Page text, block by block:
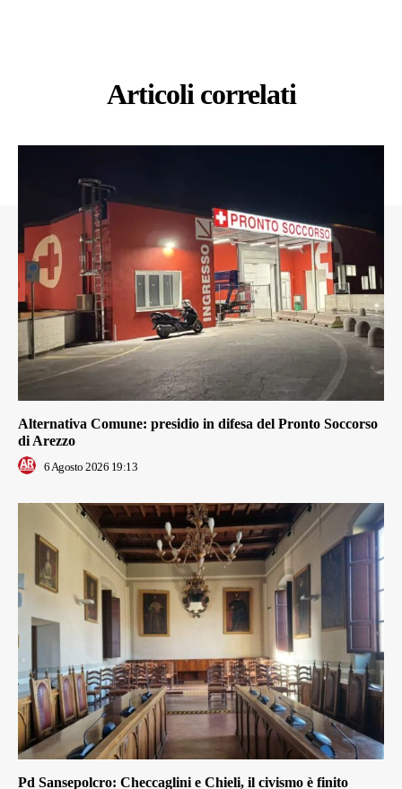
Articoli correlati
Alternativa Comune: presidio in difesa del Pronto Soccorso
di Arezzo
6 Agosto 2026 19:13
Pd Sansepolcro: Checcaglini e Chieli, il civismo è finito